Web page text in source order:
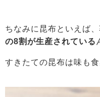
ちなみに昆布といえば、
の8割が生産されている
すきたての昆布は味も食